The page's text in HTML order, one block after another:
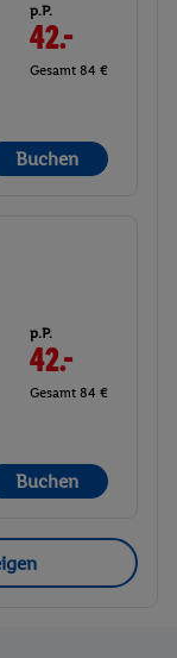
p.P.
42.-
Gesamt 84 €
Buchen
p.P.
42.-
Gesamt 84 €
Buchen